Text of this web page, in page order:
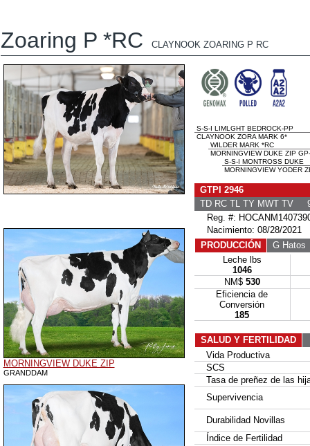
Zoaring P *RC CLAYNOOK ZOARING P RC
MORNINGVIEW DUKE ZIP
GRANDDAM
S-S-I LIMLGHT BEDROCK-PP
CLAYNOOK ZORA MARK 6*
WILDER MARK *RC
MORNINGVIEW DUKE ZIP
S-S-I MONTROSS DUKE
MORNINGVIEW YODER
GTPI 2946
TD RC TL TY MWT TV
Reg. #:
Nacimiento: 08/28/2021
PRODUCCIÓN
G Hatos
Leche lbs
1046
NM$ 530
Eficiencia de
Conversión
185
SALUD Y FERTILIDAD
Vida Productiva
SCS
Tasa de preñez de las
Supervivencia
Durabilidad Novillas
Índice de Fertilidad